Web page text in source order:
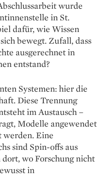
wurde
in St.
dafür, wie Wissen
bewegt. Zufall, dass
ausgerechnet in
entstand?
Systemen: hier die
Diese Trennung
im Austausch –
Modelle angewendet
werden. Eine
sind Spin-offs aus
wo Forschung nicht
in